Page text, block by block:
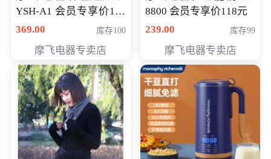
YSH-A1 会员专享价198
元
369.00 库存100
摩飞电器专卖店
8800 会员专享价118元
239.00
库存99
摩飞电器专卖店